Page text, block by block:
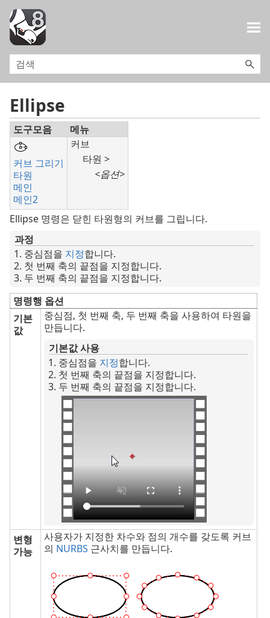
Ellipse
도구모음 메뉴
커브 그리기
타원
메인
메인2
커브
타원 >
<옵션>
Ellipse 명령은 닫힌 타원형의 커브를 그립니다.
과정
중심점을 지정합니다.
첫 번째 축의 끝점을 지정합니다.
두 번째 축의 끝점을 지정합니다.
명령행 옵션
기본
값
중심점, 첫 번째 축, 두 번째 축을 사용하여 타원을
만듭니다.
기본값 사용
중심점을 지정합니다.
첫 번째 축의 끝점을 지정합니다.
두 번째 축의 끝점을 지정합니다.
변형
가능
사용자가 지정한 차수와 점의 개수를 갖도록 커브
의 NURBS 근사치를 만듭니다.